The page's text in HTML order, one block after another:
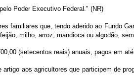
Poder Executivo Federal." (NR)
familiares que, tendo aderido ao Fundo
milho, arroz, mandioca ou algodão,
(setecentos reais) anuais, pagos em
aos agricultores que participem de